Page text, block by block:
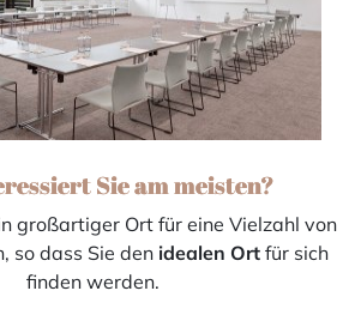
Sie am meisten?
großartiger Ort für eine Vielzahl von
so dass Sie den idealen Ort für sich
finden werden.